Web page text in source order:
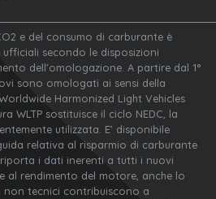
e del consumo di carburante è
secondo le disposizioni
dell'omologazione. A partire dal 1°
sono omologati ai sensi della
Harmonized Light Vehicles
WLTP sostituisce il ciclo NEDC, la
utilizzata. E’ disponibile
relativa al risparmio di carburante
riporta i dati inerenti a tutti i nuovi
al rendimento del motore, anche lo
tecnici contribuiscono a